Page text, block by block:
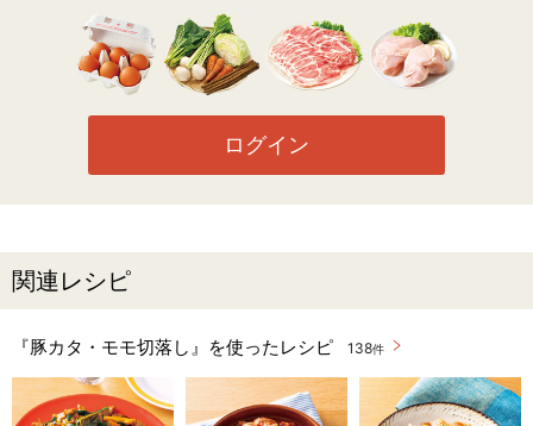
ログイン
関連レシピ
『豚カタ・モモ切落し』を使ったレシピ 138件